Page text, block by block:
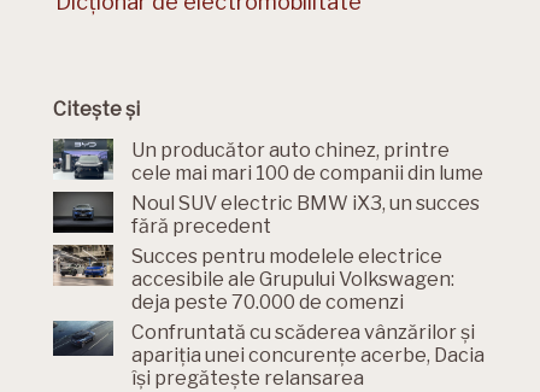
Citește și
Un producător auto chinez, printre
cele mai mari 100 de companii din lume
Noul SUV electric BMW iX3, un succes
fără precedent
Succes pentru modelele electrice
accesibile ale Grupului Volkswagen:
deja peste 70.000 de comenzi
Confruntată cu scăderea vânzărilor și
apariția unei concurențe acerbe, Dacia
își pregătește relansarea